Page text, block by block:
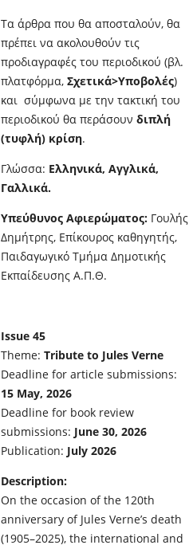
Τα άρθρα που θα αποσταλούν, θα
πρέπει να ακολουθούν τις
προδιαγραφές του περιοδικού (βλ.
πλατφόρμα, Σχετικά>Υποβολές)
και σύμφωνα με την τακτική του
περιοδικού θα περάσουν διπλή
(τυφλή) κρίση.
Γλώσσα: Ελληνικά, Αγγλικά,
Γαλλικά.
Υπεύθυνος Αφιερώματος: Γουλής
Δημήτρης, Επίκουρος καθηγητής,
Παιδαγωγικό Τμήμα Δημοτικής
Εκπαίδευσης Α.Π.Θ.
Issue 45
Theme: Tribute to Jules Verne
Deadline for article submissions:
15 May, 2026
Deadline for book review
submissions: June 30, 2026
Publication: July 2026
Description:
On the occasion of the 120th
anniversary of Jules Verne’s death
(1905–2025), the international and